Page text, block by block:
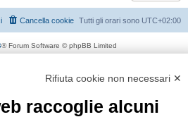
Tutti gli orari sono UTC+02:00
Cancella cookie
® Forum Software © phpBB Limited
Rifiuta cookie non necessari ✕
raccoglie alcuni